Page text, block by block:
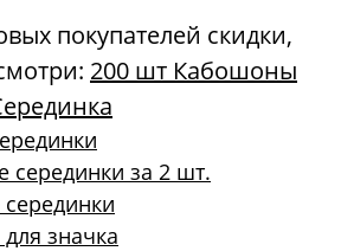
покупателей скидки,
200 шт Кабошоны
за 2 шт.
значка